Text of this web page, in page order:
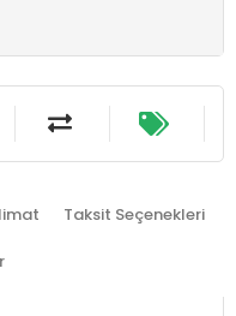
Taksit Seçenekleri